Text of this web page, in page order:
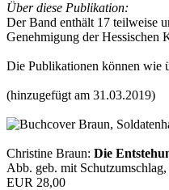
Über diese Publikation:
Der Band enthält 17 teilweise
Genehmigung der Hessischen
Die Publikationen können wie
(hinzugefügt am 31.03.2019)
Christine Braun: Die
Abb. geb. mit
EUR 28,00